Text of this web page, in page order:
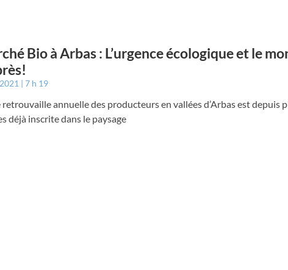
Bio à Arbas : L’urgence écologique et le
7 h 19
annuelle des producteurs en vallées d’Arbas est depuis
déjà inscrite dans le paysage